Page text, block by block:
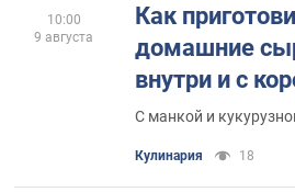
Как
домашние
внутри и с
С манкой и
Кулинария 18
10:00
9 августа